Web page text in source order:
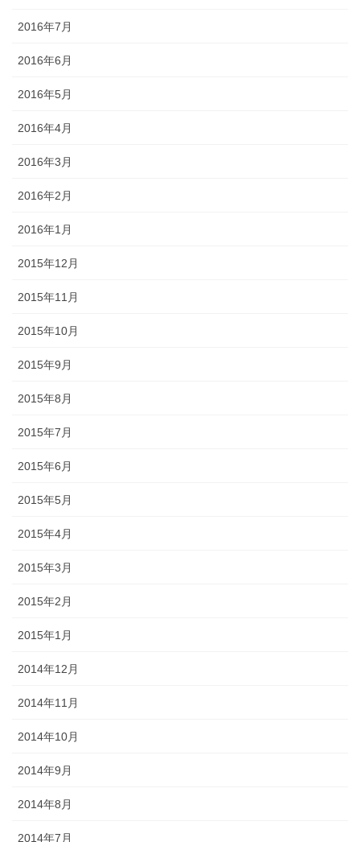
2016年7月
2016年6月
2016年5月
2016年4月
2016年3月
2016年2月
2016年1月
2015年12月
2015年11月
2015年10月
2015年9月
2015年8月
2015年7月
2015年6月
2015年5月
2015年4月
2015年3月
2015年2月
2015年1月
2014年12月
2014年11月
2014年10月
2014年9月
2014年8月
2014年7月